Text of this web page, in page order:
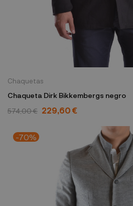
Chaquetas
Chaqueta Dirk Bikkembergs negro
574,00 € 229,60 €
-70%